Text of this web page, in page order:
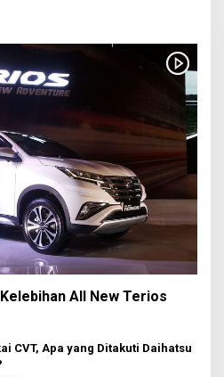
All New Terios
CVT, Apa yang Ditakuti Daihatsu